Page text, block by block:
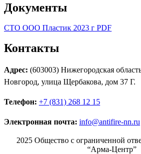
Документы
СТО ООО Пластик 2023 г PDF
Контакты
Адрес: (603003) Нижегородская
Новгород, улица Щербакова, дом 37 Г.
Телефон: +7 (831) 268 12 15
Электронная почта: info@antifire-nn.ru
2025 Общество с ограниченной
“Арма-Центр”